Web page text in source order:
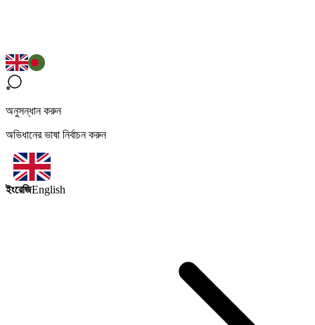
অনুসন্ধান করুন
অভিধানের ভাষা নির্বাচন করুন
ইংরেজিEnglish